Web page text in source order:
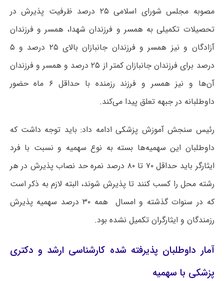
مصوبه مجلس شورای اسلامی ۲۵ درصد ظرفیت پذیرش در
تحصیلات تکمیلی به همسر و فرزندان شهدا، همسر و فرزندان
آزادگان و نیز همسر و فرزندان جانبازان بالای ۲۵ درصد و ۵
درصد برای فرزندان جانبازان کمتر از ۲۵ درصد و همسر و فرزندان
آن‌ها و نیز همسر و فرزند رزمنده با حداقل ۶ ماه حضور
داوطلبانه در جبهه تعلق پیدا می‌کند.
رئیس سنجش آموزش پزشکی ادامه داد: باید توجه داشت که
داوطلبان این سهمیه‌ها بسته به نوع سهمیه و نسبت با فرد
ایثارگر باید حداقل ۷۰ تا ۸۰ درصد نمره حد نصاب پذیرش در هر
رشته محل را کسب کنند تا پذیرش شوند، البته لازم به ذکر است
که در سنوات گذشته و امسال همه ۳۰ درصد سهمیه پذیرش
رزمندگان و ایثارگران تکمیل نشده بود.
آمار داوطلبان پذیرفته شده کارشناسی ارشد و دکتری
پزشکی با سهمیه